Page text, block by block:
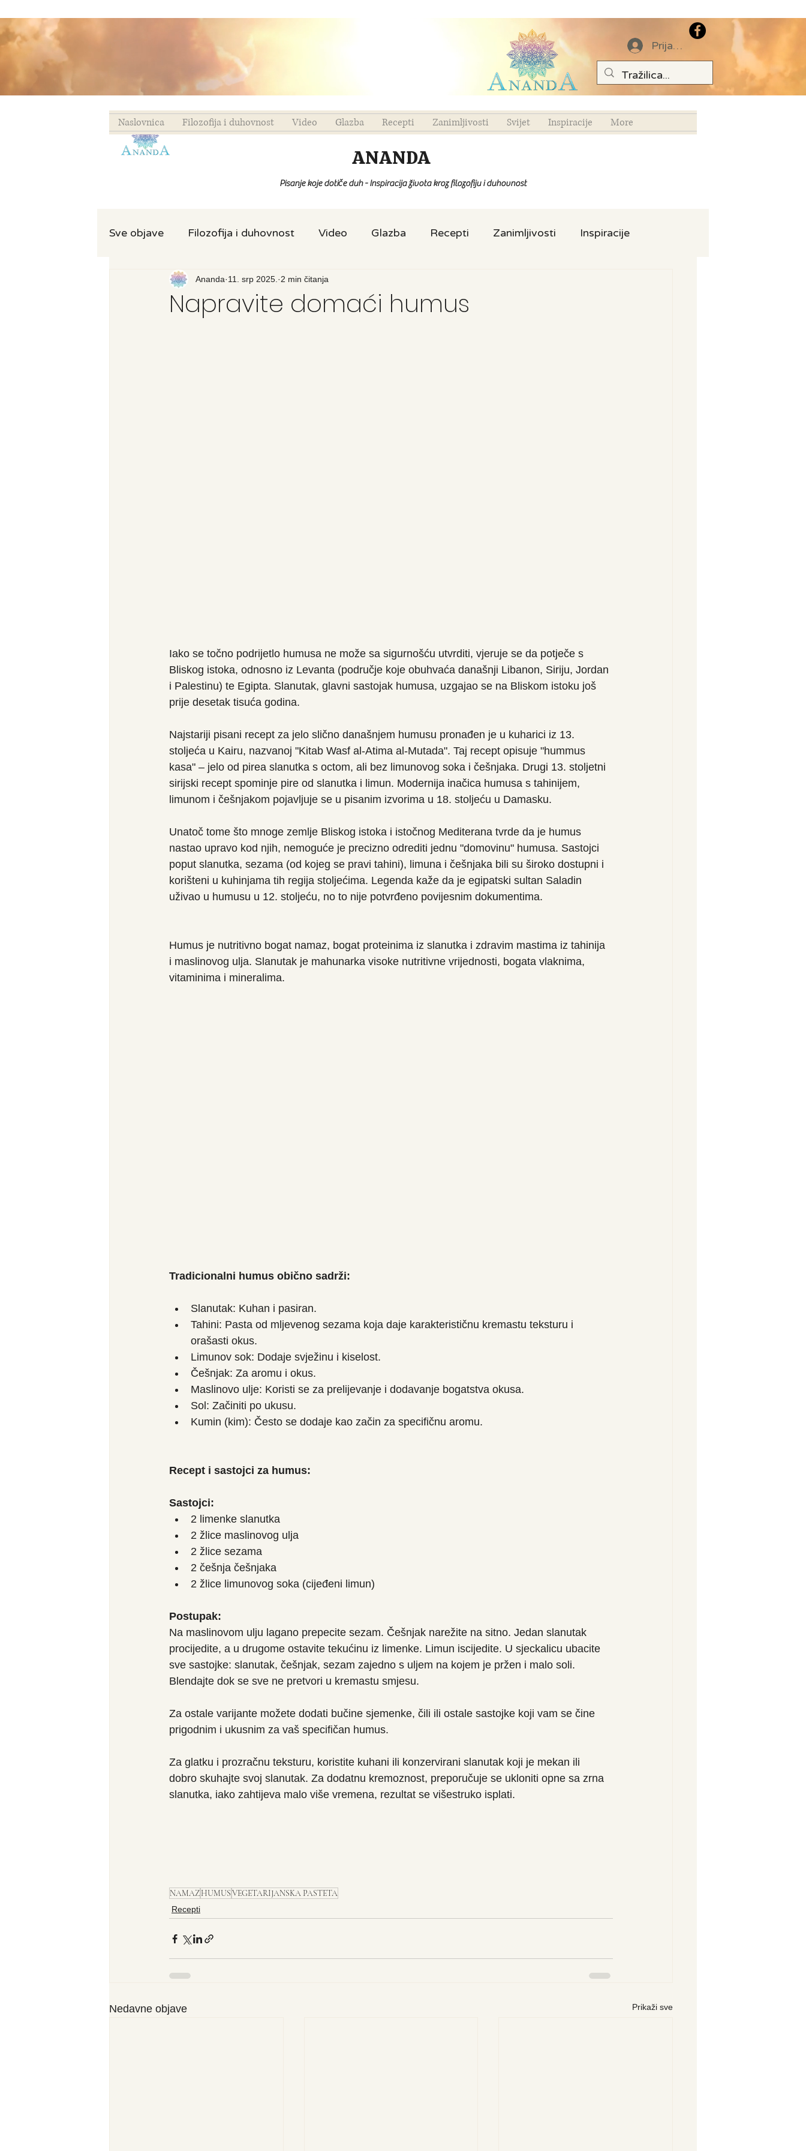
Prijava
Naslovnica Filozofija i duhovnost Video Glazba Recepti Zanimljivosti Svijet Inspiracije More
ANANDA
Pisanje koje dotiče duh - Inspiracija života kroz filozofiju i duhovnost
Sve objave Filozofija i duhovnost Video Glazba Recepti Zanimljivosti Inspiracije
Recenzija knjige Svijet
Napravite domaći humus
Ananda 11. srp 2025. 2 min čitanja
Iako se točno podrijetlo humusa ne može sa sigurnošću utvrditi, vjeruje se da potječe s
Bliskog istoka, odnosno iz Levanta (područje koje obuhvaća današnji Libanon, Siriju, Jordan
i Palestinu) te Egipta. Slanutak, glavni sastojak humusa, uzgajao se na Bliskom istoku još
prije desetak tisuća godina.
Najstariji pisani recept za jelo slično današnjem humusu pronađen je u kuharici iz 13.
stoljeća u Kairu, nazvanoj "Kitab Wasf al-Atima al-Mutada". Taj recept opisuje "hummus
kasa" – jelo od pirea slanutka s octom, ali bez limunovog soka i češnjaka. Drugi 13. stoljetni
sirijski recept spominje pire od slanutka i limun. Modernija inačica humusa s tahinijem,
limunom i češnjakom pojavljuje se u pisanim izvorima u 18. stoljeću u Damasku.
Unatoč tome što mnoge zemlje Bliskog istoka i istočnog Mediterana tvrde da je humus
nastao upravo kod njih, nemoguće je precizno odrediti jednu "domovinu" humusa. Sastojci
poput slanutka, sezama (od kojeg se pravi tahini), limuna i češnjaka bili su široko dostupni i
korišteni u kuhinjama tih regija stoljećima. Legenda kaže da je egipatski sultan Saladin
uživao u humusu u 12. stoljeću, no to nije potvrđeno povijesnim dokumentima.
Humus je nutritivno bogat namaz, bogat proteinima iz slanutka i zdravim mastima iz tahinija
i maslinovog ulja. Slanutak je mahunarka visoke nutritivne vrijednosti, bogata vlaknima,
vitaminima i mineralima.
Tradicionalni humus obično sadrži:
Slanutak: Kuhan i pasiran.
Tahini: Pasta od mljevenog sezama koja daje karakterističnu kremastu teksturu i
orašasti okus.
Limunov sok: Dodaje svježinu i kiselost.
Češnjak: Za aromu i okus.
Maslinovo ulje: Koristi se za prelijevanje i dodavanje bogatstva okusa.
Sol: Začiniti po ukusu.
Kumin (kim): Često se dodaje kao začin za specifičnu aromu.
Recept i sastojci za humus:
Sastojci:
2 limenke slanutka
2 žlice maslinovog ulja
2 žlice sezama
2 češnja češnjaka
2 žlice limunovog soka (cijeđeni limun)
Postupak:
Na maslinovom ulju lagano prepecite sezam. Češnjak narežite na sitno. Jedan slanutak
procijedite, a u drugome ostavite tekućinu iz limenke. Limun iscijedite. U sjeckalicu ubacite
sve sastojke: slanutak, češnjak, sezam zajedno s uljem na kojem je pržen i malo soli.
Blendajte dok se sve ne pretvori u kremastu smjesu.
Za ostale varijante možete dodati bučine sjemenke, čili ili ostale sastojke koji vam se čine
prigodnim i ukusnim za vaš specifičan humus.
Za glatku i prozračnu teksturu, koristite kuhani ili konzervirani slanutak koji je mekan ili
dobro skuhajte svoj slanutak. Za dodatnu kremoznost, preporučuje se ukloniti opne sa zrna
slanutka, iako zahtijeva malo više vremena, rezultat se višestruko isplati.
NAMAZHUMUSVEGETARIJANSKA PASTETA
Recepti
Nedavne objave Prikaži sve